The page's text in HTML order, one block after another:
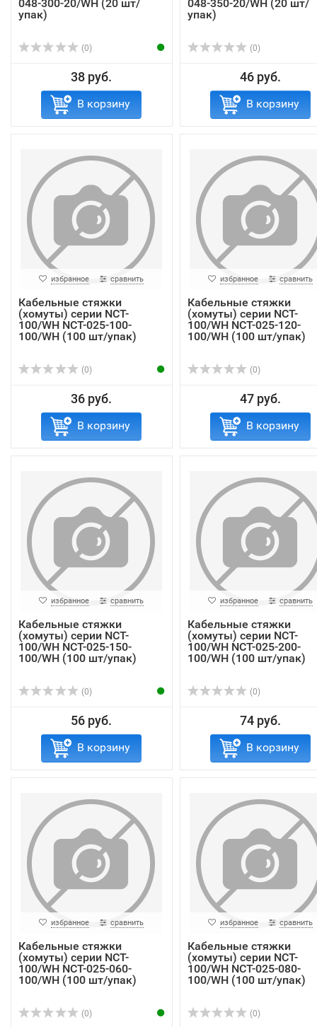
048-300-20/WH (20 шт/
упак)
(0)
38 руб.
В корзину
048-350-20/WH (20 шт/
упак)
(0)
46 руб.
В корзину
избранное сравнить
Кабельные стяжки
(хомуты) серии NCT-
100/WH NCT-025-100-
100/WH (100 шт/упак)
(0)
36 руб.
В корзину
избранное сравнить
Кабельные стяжки
(хомуты) серии NCT-
100/WH NCT-025-120-
100/WH (100 шт/упак)
(0)
47 руб.
В корзину
избранное сравнить
Кабельные стяжки
(хомуты) серии NCT-
100/WH NCT-025-150-
100/WH (100 шт/упак)
(0)
56 руб.
В корзину
избранное сравнить
Кабельные стяжки
(хомуты) серии NCT-
100/WH NCT-025-200-
100/WH (100 шт/упак)
(0)
74 руб.
В корзину
избранное сравнить
Кабельные стяжки
(хомуты) серии NCT-
100/WH NCT-025-060-
100/WH (100 шт/упак)
(0)
избранное сравнить
Кабельные стяжки
(хомуты) серии NCT-
100/WH NCT-025-080-
100/WH (100 шт/упак)
(0)